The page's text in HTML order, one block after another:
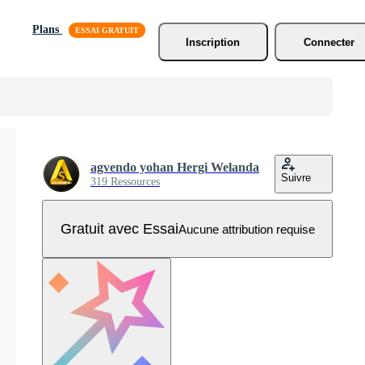
Plans
Inscription
Connecter
agvendo yohan Hergi Welanda
319 Ressources Suivre
Gratuit avec EssaiAucune attribution requise